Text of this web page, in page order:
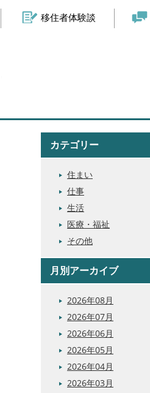
移住者体験談
カテゴリー
住まい
仕事
生活
医療・福祉
その他
月別アーカイブ
2026年08月
2026年07月
2026年06月
2026年05月
2026年04月
2026年03月